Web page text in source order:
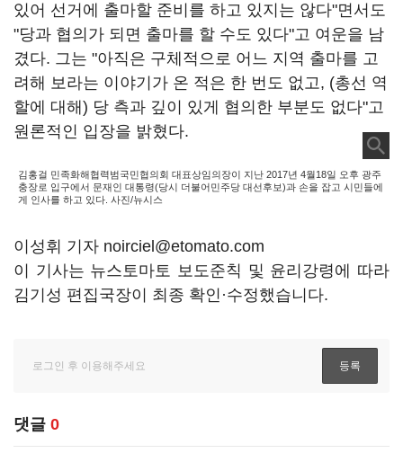
있어 선거에 출마할 준비를 하고 있지는 않다"면서도
"당과 협의가 되면 출마를 할 수도 있다"고 여운을 남
겼다. 그는 "아직은 구체적으로 어느 지역 출마를 고
려해 보라는 이야기가 온 적은 한 번도 없고, (총선 역
할에 대해) 당 측과 깊이 있게 협의한 부분도 없다"고
원론적인 입장을 밝혔다.
김홍걸 민족화해협력범국민협의회 대표상임의장이 지난 2017년 4월18일 오후 광주
충장로 입구에서 문재인 대통령(당시 더불어민주당 대선후보)과 손을 잡고 시민들에
게 인사를 하고 있다. 사진/뉴시스
이성휘 기자 noirciel@etomato.com
이 기사는 뉴스토마토 보도준칙 및 윤리강령에 따라
김기성 편집국장이 최종 확인·수정했습니다.
댓글 0